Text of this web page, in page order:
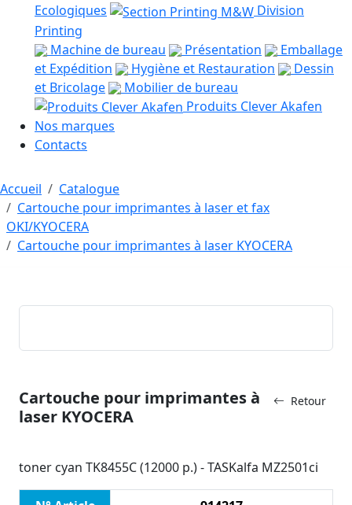
Ecologiques
Division
Printing
Machine de bureau
Présentation
Emballage
et Expédition
Hygiène et Restauration
Dessin
et Bricolage
Mobilier de bureau
Produits Clever Akafen
Nos marques
Contacts
Accueil
Catalogue
Cartouche pour imprimantes à laser et fax
OKI/KYOCERA
Cartouche pour imprimantes à laser KYOCERA
Retour
Cartouche pour imprimantes à
laser KYOCERA
toner cyan TK8455C (12000 p.) - TASKalfa MZ2501ci